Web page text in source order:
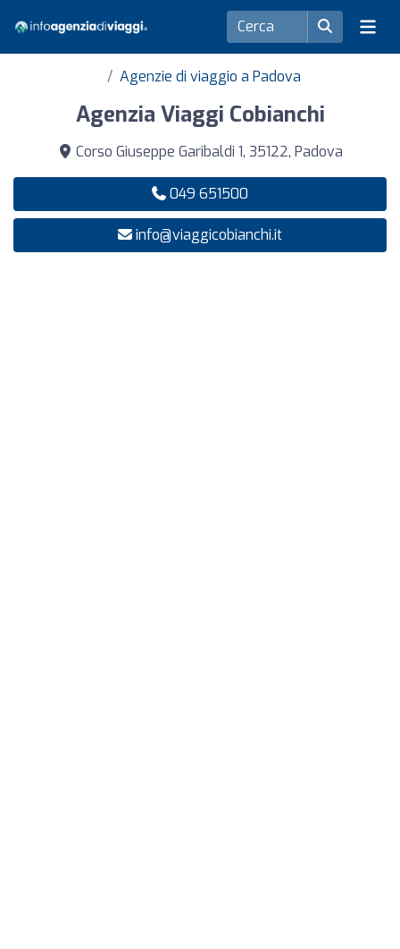
Agenzie di viaggio a Padova
Agenzia Viaggi Cobianchi
Corso Giuseppe Garibaldi 1, 35122, Padova
049 651500
info@viaggicobianchi.it